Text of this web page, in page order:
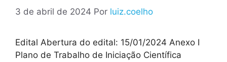
3 de abril de 2024 Por luiz.coelho
Edital Abertura do edital: 15/01/2024 Anexo I
Plano de Trabalho de Iniciação Científica